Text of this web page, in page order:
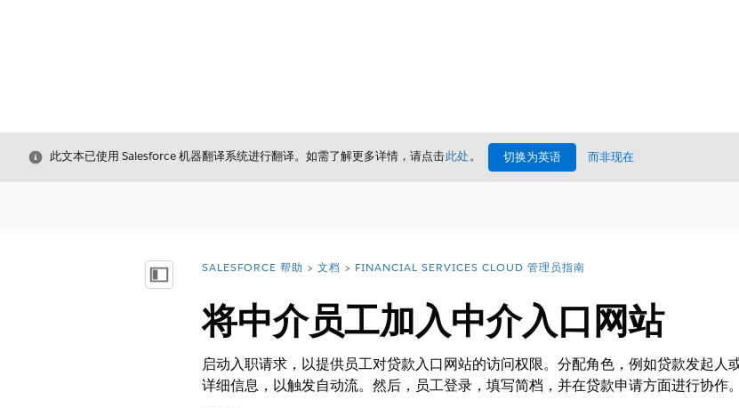
关闭
此文本已使用 Salesforce 机器翻译系统进行翻译。如需了解更多详情，请点击此处。 切换为英语 而非现在
显示目录 您在此处：
SALESFORCE 帮助 文档 FINANCIAL SERVICES CLOUD 管理员指南
将中介员工加入中介入口网站
启动入职请求，以提供员工对贷款入口网站的访问权限。分配角色，例如贷款发起人
详细信息，以触发自动流。然后，员工登录，填写简档，并在贷款申请方面进行协作。